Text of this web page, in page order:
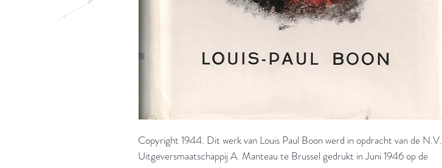
Copyright 1944. Dit werk van Louis Paul Boon werd in opdracht van de N.V.
Uitgeversmaatschappij A. Manteau te Brussel gedrukt in Juni 1946 op de